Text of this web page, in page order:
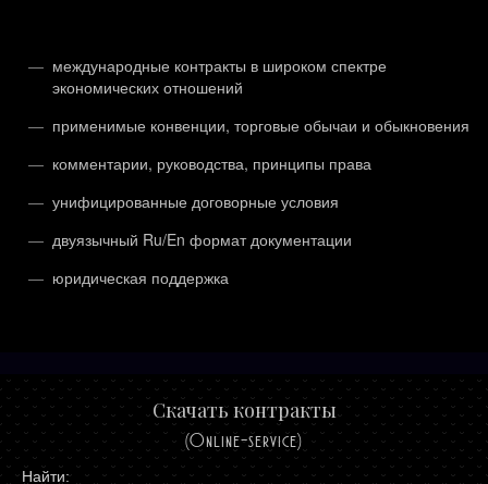
международные контракты в широком спектре
экономических отношений
применимые конвенции, торговые обычаи и обыкновения
комментарии, руководства, принципы права
унифицированные договорные условия
двуязычный Ru/En формат документации
юридическая поддержка
Скачать контракты
(Online-service)